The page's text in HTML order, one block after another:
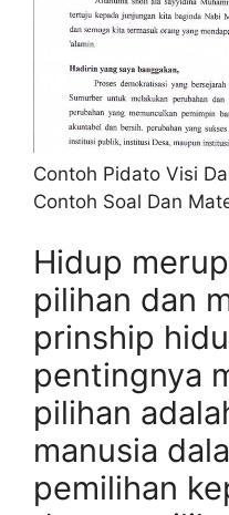
Contoh Pidato Visi
Contoh Soal Dan
Hidup
pilihan dan
prinship
pentingnya
pilihan
manusia
pemilihan